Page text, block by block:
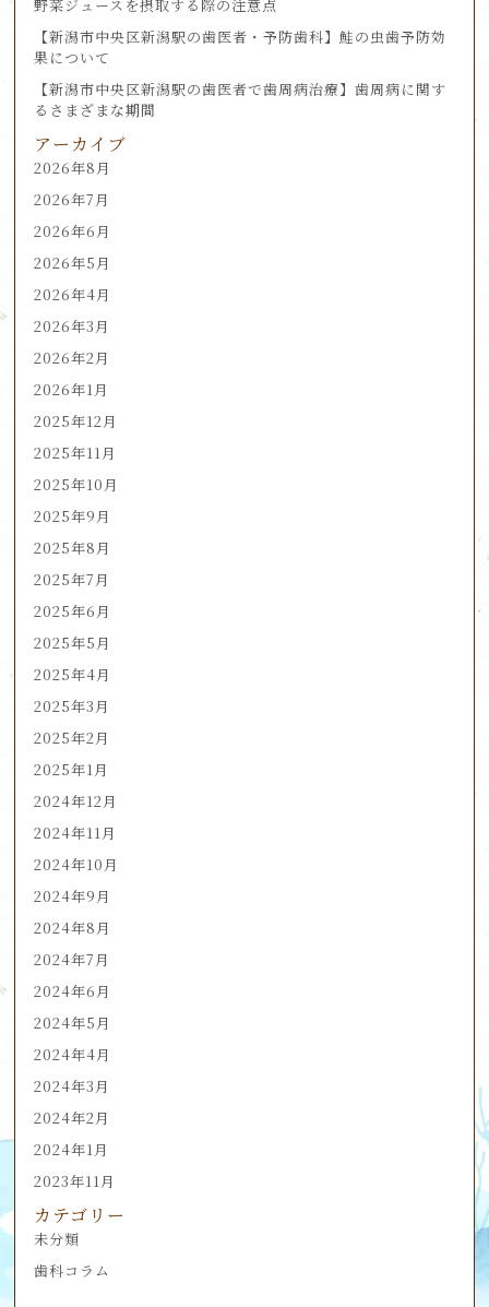
野菜ジュースを摂取する際の注意点
【新潟市中央区新潟駅の歯医者・予防歯科】鮭の虫歯予防効
果について
【新潟市中央区新潟駅の歯医者で歯周病治療】歯周病に関す
るさまざまな期間
アーカイブ
2026年8月
2026年7月
2026年6月
2026年5月
2026年4月
2026年3月
2026年2月
2026年1月
2025年12月
2025年11月
2025年10月
2025年9月
2025年8月
2025年7月
2025年6月
2025年5月
2025年4月
2025年3月
2025年2月
2025年1月
2024年12月
2024年11月
2024年10月
2024年9月
2024年8月
2024年7月
2024年6月
2024年5月
2024年4月
2024年3月
2024年2月
2024年1月
2023年11月
カテゴリー
未分類
歯科コラム